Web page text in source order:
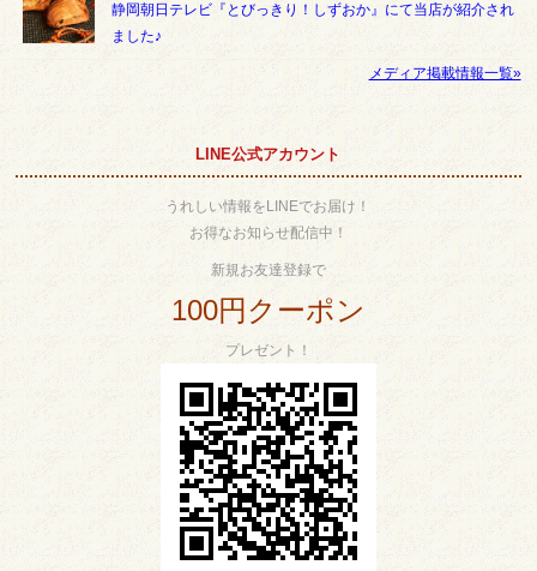
静岡朝日テレビ『とびっきり！しずおか』にて当店が紹介され
ました♪
メディア掲載情報一覧»
LINE公式アカウント
うれしい情報をLINEでお届け！
お得なお知らせ配信中！
新規お友達登録で
100円クーポン
プレゼント！